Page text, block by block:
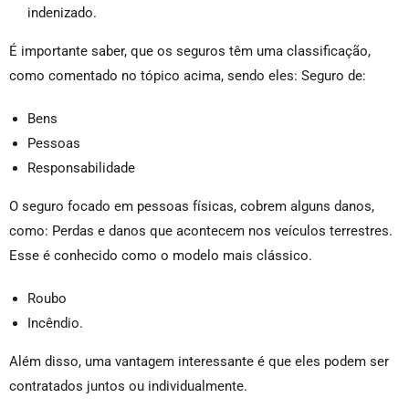
indenizado.
É importante saber, que os seguros têm uma classificação,
como comentado no tópico acima, sendo eles: Seguro de:
Bens
Pessoas
Responsabilidade
O seguro focado em pessoas físicas, cobrem alguns danos,
como: Perdas e danos que acontecem nos veículos terrestres.
Esse é conhecido como o modelo mais clássico.
Roubo
Incêndio.
Além disso, uma vantagem interessante é que eles podem ser
contratados juntos ou individualmente.